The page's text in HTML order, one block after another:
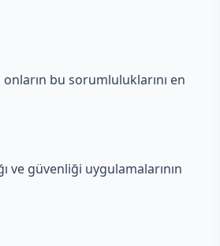
bu sorumluluklarını en
ve güvenliği uygulamalarının